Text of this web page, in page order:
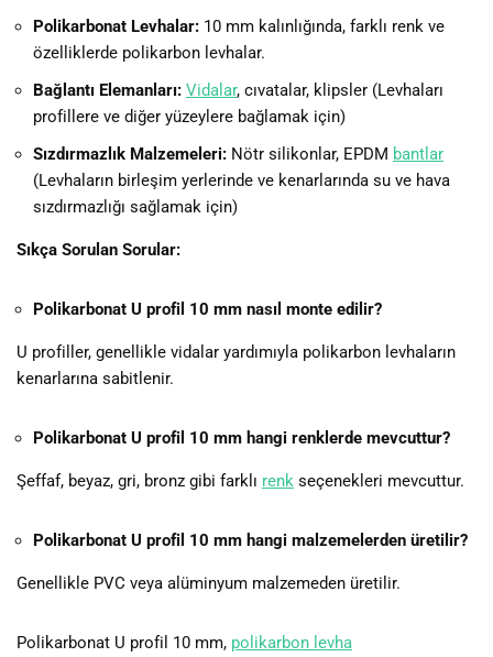
Polikarbonat Levhalar: 10 mm kalınlığında, farklı renk ve
özelliklerde polikarbon levhalar.
Bağlantı Elemanları: Vidalar, cıvatalar, klipsler (Levhaları
profillere ve diğer yüzeylere bağlamak için)
Sızdırmazlık Malzemeleri: Nötr silikonlar, EPDM bantlar
(Levhaların birleşim yerlerinde ve kenarlarında su ve hava
sızdırmazlığı sağlamak için)
Sıkça Sorulan Sorular:
Polikarbonat U profil 10 mm nasıl monte edilir?
U profiller, genellikle vidalar yardımıyla polikarbon levhaların
kenarlarına sabitlenir.
Polikarbonat U profil 10 mm hangi renklerde mevcuttur?
Şeffaf, beyaz, gri, bronz gibi farklı renk seçenekleri mevcuttur.
Polikarbonat U profil 10 mm hangi malzemelerden üretilir?
Genellikle PVC veya alüminyum malzemeden üretilir.
Polikarbonat U profil 10 mm, polikarbon levha